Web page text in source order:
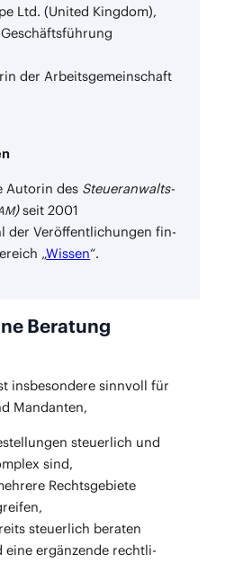
Ltd. (United King­dom),
der Arbeits­ge­mein­schaft
Autorin des Steu­er­an­walts­
)seit 2001
der Ver­öf­fent­li­chun­gen fin­
„Wis­sen“.
Beratung
ins­be­son­de­re sinn­voll für
Mandanten,
steu­er­lich und
sind,
Rechts­ge­bie­te
steu­er­lich bera­ten
eine ergän­zen­de recht­li­